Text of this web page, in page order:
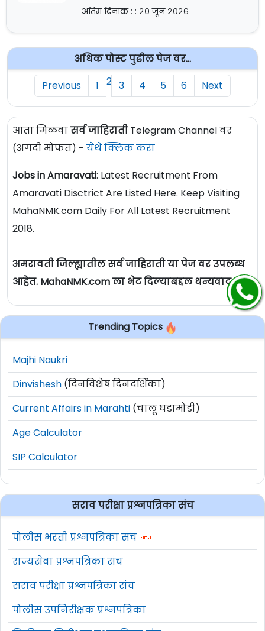
अंतिम दिनांक : : २० जून २०२६
अधिक पोस्ट पुढील पेज वर...
Previous
1 2 3 4 5 6 Next
आता मिळवासर्व जाहिरातीTelegram Channel वर
(अगदी मोफत) - येथे क्लिक करा
Jobs in Amaravati: Latest Recruitment From
Amaravati Disctrict Are Listed Here. Keep Visiting
MahaNMK.com Daily For All Latest Recruitment
2018.
अमरावती जिल्ह्यातील सर्व जाहिराती या पेज वर उपलब्ध
आहेत. MahaNMK.com ला भेट दिल्याबद्दल धन्यवाद.
Trending Topics
Majhi Naukri
Dinvishesh (दिनविशेष दिनदर्शिका)
Current Affairs in Marahti (चालू घडामोडी)
Age Calculator
SIP Calculator
सराव परीक्षा प्रश्नपत्रिका संच
पोलीस भरती प्रश्नपत्रिका संच
राज्यसेवा प्रश्नपत्रिका संच
सराव परीक्षा प्रश्नपत्रिका संच
पोलीस उपनिरीक्षक प्रश्नपत्रिका